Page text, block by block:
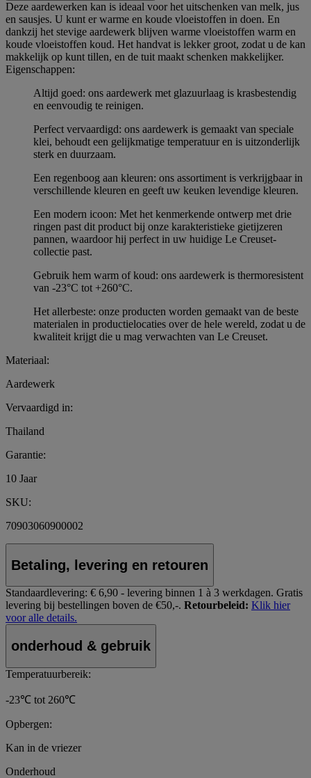
Deze aardewerken kan is ideaal voor het uitschenken van melk, jus
en sausjes. U kunt er warme en koude vloeistoffen in doen. En
dankzij het stevige aardewerk blijven warme vloeistoffen warm en
koude vloeistoffen koud. Het handvat is lekker groot, zodat u de kan
makkelijk op kunt tillen, en de tuit maakt schenken makkelijker.
Eigenschappen:
Altijd goed: ons aardewerk met glazuurlaag is krasbestendig
en eenvoudig te reinigen.
Perfect vervaardigd: ons aardewerk is gemaakt van speciale
klei, behoudt een gelijkmatige temperatuur en is uitzonderlijk
sterk en duurzaam.
Een regenboog aan kleuren: ons assortiment is verkrijgbaar in
verschillende kleuren en geeft uw keuken levendige kleuren.
Een modern icoon: Met het kenmerkende ontwerp met drie
ringen past dit product bij onze karakteristieke gietijzeren
pannen, waardoor hij perfect in uw huidige Le Creuset-
collectie past.
Gebruik hem warm of koud: ons aardewerk is thermoresistent
van -23°C tot +260°C.
Het allerbeste: onze producten worden gemaakt van de beste
materialen in productielocaties over de hele wereld, zodat u de
kwaliteit krijgt die u mag verwachten van Le Creuset.
Materiaal:
Aardewerk
Vervaardigd in:
Thailand
Garantie:
10 Jaar
SKU:
70903060900002
Betaling, levering en retouren
Standaardlevering: € 6,90 - levering binnen 1 à 3 werkdagen. Gratis
levering bij bestellingen boven de €50,-. Retourbeleid: Klik hier
voor alle details.
onderhoud & gebruik
Temperatuurbereik:
-23℃ tot 260℃
Opbergen:
Kan in de vriezer
Onderhoud